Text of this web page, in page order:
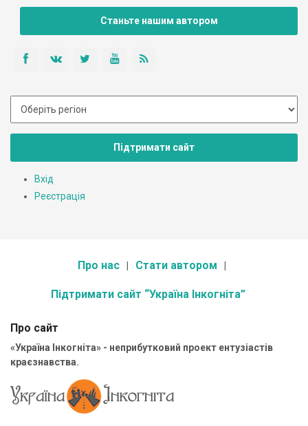
Станьте нашим автором
Підтримати сайт
Вхід
Реєстрація
Про нас Стати автором
Підтримати сайт “Україна Інкогніта”
Про сайт
«Україна Інкогніта» - неприбутковий проект ентузіастів
краєзнавства.